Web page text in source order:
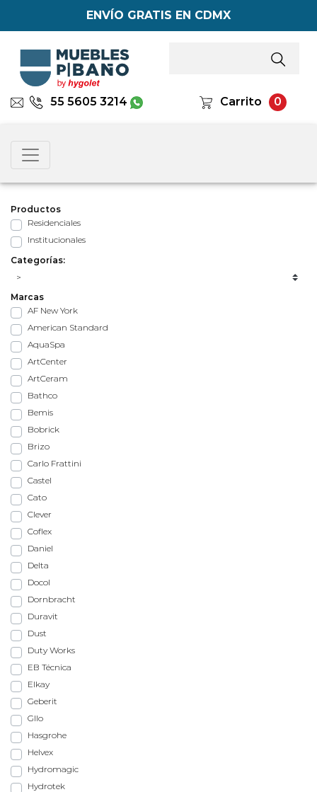
ENVÍO GRATIS EN CDMX
55 5605 3214 Carrito 0
Productos
Residenciales
Institucionales
Categorías:
Marcas
AF New York
American Standard
AquaSpa
ArtCenter
ArtCeram
Bathco
Bemis
Bobrick
Brizo
Carlo Frattini
Castel
Cato
Clever
Coflex
Daniel
Delta
Docol
Dornbracht
Duravit
Dust
Duty Works
EB Técnica
Elkay
Geberit
Gllo
Hasgrohe
Helvex
Hydromagic
Hydrotek